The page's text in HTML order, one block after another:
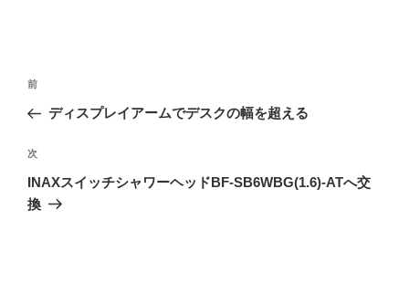
投
ナ
ビ
ゲ
ー
前
の
稿
前
ディスプレイアームでデスクの幅を超える
次
の
投
次
INAXスイッチシャワーヘッドBF-SB6WBG(1.6)-ATへ交
換